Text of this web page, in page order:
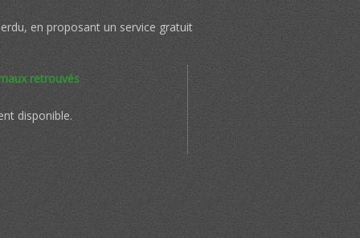
en proposant un service gratuit
retrouvés
disponible.